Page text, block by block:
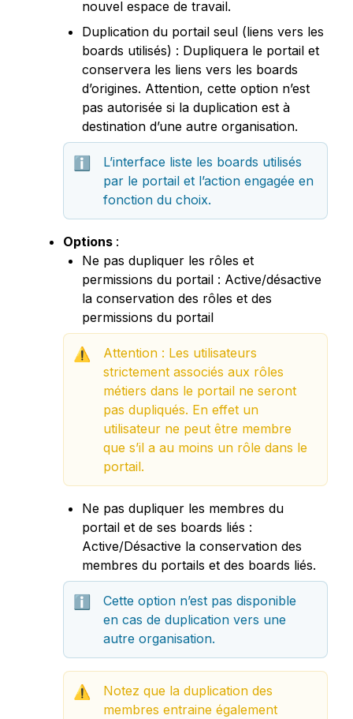
nouvel espace de travail.
Duplication du portail seul (liens vers les
boards utilisés) : Dupliquera le portail et
conservera les liens vers les boards
d’origines. Attention, cette option n’est
pas autorisée si la duplication est à
destination d’une autre organisation.
ℹ️
L’interface liste les boards utilisés
par le portail et l’action engagée en
fonction du choix.
Options :
Ne pas dupliquer les rôles et
permissions du portail : Active/désactive
la conservation des rôles et des
permissions du portail
⚠️
Attention : Les utilisateurs
strictement associés aux rôles
métiers dans le portail ne seront
pas dupliqués. En effet un
utilisateur ne peut être membre
que s’il a au moins un rôle dans le
portail.
Ne pas dupliquer les membres du
portail et de ses boards liés :
Active/Désactive la conservation des
membres du portails et des boards liés.
ℹ️
Cette option n’est pas disponible
en cas de duplication vers une
autre organisation.
⚠️
Notez que la duplication des
membres entraine également